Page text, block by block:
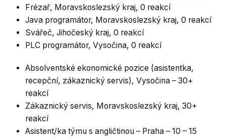
Frézař, Moravskoslezský kraj, 0 reakcí
Java programátor, Moravskoslezský kraj, 0 reakcí
Svářeč, Jihočeský kraj, 0 reakcí
PLC programátor, Vysočina, 0 reakcí
Absolventské ekonomické pozice (asistentka,
recepční, zákaznický servis), Vysočina – 30+
reakcí
Zákaznický servis, Moravskoslezský kraj, 30+
reakcí
Asistent/ka týmu s angličtinou – Praha – 10 – 15